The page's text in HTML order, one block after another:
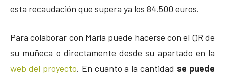
esta recaudación que supera ya los 84.500 euros.
Para colaborar con María puede hacerse con el QR de
su muñeca o directamente desde su apartado en la
web del proyecto. En cuanto a la cantidad se puede